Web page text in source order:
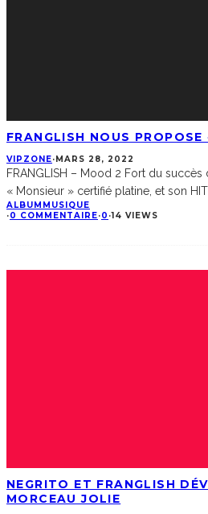
FRANGLISH NOUS
VIPZONE·MARS 28, 2022
FRANGLISH – Mood 2 Fort du
« Monsieur » certifié platine, et son
ALBUM MUSIQUE
·0 COMMENTAIRE·0 ·14 VIEWS
NEGRITO ET FRANGLISH
MORCEAU JOLIE